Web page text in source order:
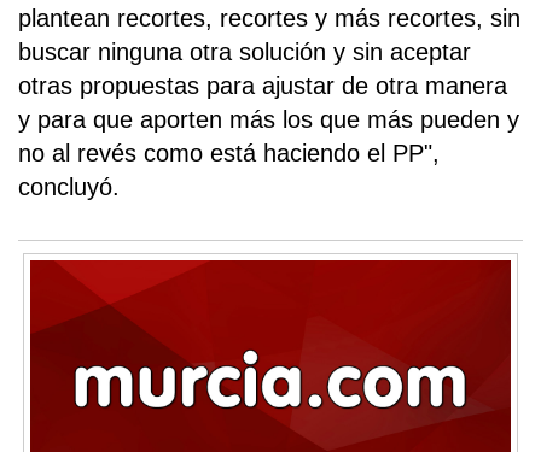
plantean recortes, recortes y más recortes, sin
buscar ninguna otra solución y sin aceptar
otras propuestas para ajustar de otra manera
y para que aporten más los que más pueden y
no al revés como está haciendo el PP",
concluyó.